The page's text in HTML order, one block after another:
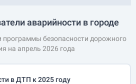
аварийности в городе
программы безопасности дорожного
на апрель 2026 года
в ДТП к 2025 году